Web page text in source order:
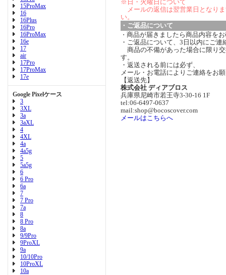
15ProMax
16
16Plus
16Pro
16ProMax
16e
17
air
17Pro
17ProMax
17e
Google Pixelケース
3
3XL
3a
3aXL
4
4XL
4a
4a5g
5
5a5g
6
6 Pro
6a
7
7 Pro
7a
8
8 Pro
8a
9/9Pro
9ProXL
9a
10/10Pro
10ProXL
10a
※日・火曜日について
メールの返信は翌営業日となり
い。
・ご返品について
・ 商品が届きましたら商品内容を
・ご返品について、3日以内にご連
商品の不備があった場合に限り
す。
・返送される前には必ず、
メール・お電話によりご連絡をお
【返送先】
株式会社 ディアブロス
兵庫県尼崎市若王寺3-30-16 1F
tel:06-6497-0637
mail:shop@bocoscover.com
メールはこちらへ